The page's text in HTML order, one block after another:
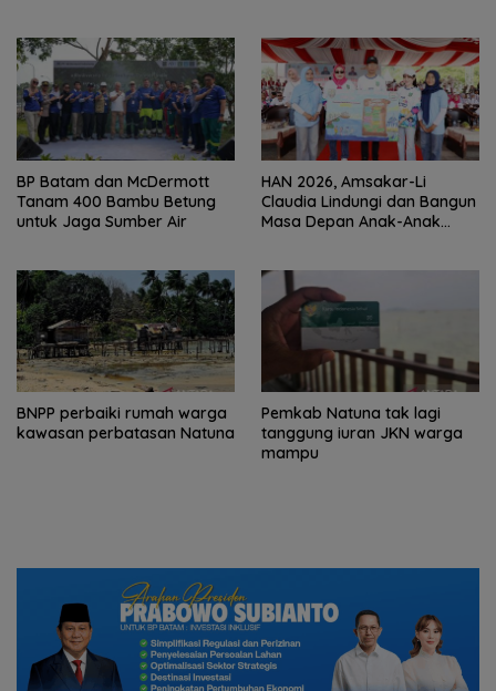
BP Batam dan McDermott
Tanam 400 Bambu Betung
untuk Jaga Sumber Air
HAN 2026, Amsakar-Li
Claudia Lindungi dan Bangun
Masa Depan Anak-Anak
BNPP perbaiki rumah warga
kawasan perbatasan Natuna
Pemkab Natuna tak lagi
tanggung iuran JKN warga
mampu